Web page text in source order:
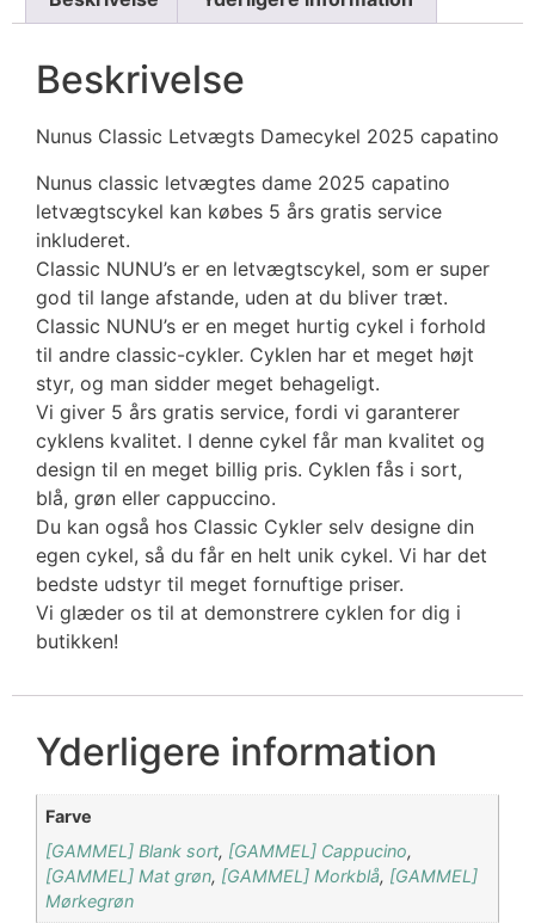
Beskrivelse
Nunus Classic Letvægts Damecykel 2025 capatino
Nunus classic letvægtes dame 2025 capatino
letvægtscykel kan købes 5 års gratis service
inkluderet.
Classic NUNU’s er en letvægtscykel, som er super
god til lange afstande, uden at du bliver træt.
Classic NUNU’s er en meget hurtig cykel i forhold
til andre classic-cykler. Cyklen har et meget højt
styr, og man sidder meget behageligt.
Vi giver 5 års gratis service, fordi vi garanterer
cyklens kvalitet. I denne cykel får man kvalitet og
design til en meget billig pris. Cyklen fås i sort,
blå, grøn eller cappuccino.
Du kan også hos Classic Cykler selv designe din
egen cykel, så du får en helt unik cykel. Vi har det
bedste udstyr til meget fornuftige priser.
Vi glæder os til at demonstrere cyklen for dig i
butikken!
Yderligere information
Farve
[GAMMEL] Blank sort, [GAMMEL] Cappucino,
[GAMMEL] Mat grøn, [GAMMEL] Morkblå, [GAMMEL]
Mørkegrøn